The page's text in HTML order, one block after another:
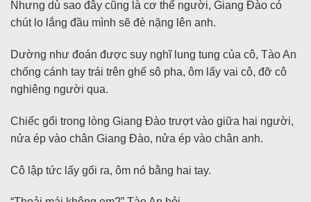
Nhưng dù sao đây cũng là cơ thể người, Giang Đào có
chút lo lắng đầu mình sẽ đè nặng lên anh.
Dường như đoán được suy nghĩ lung tung của cô, Tào An
chống cánh tay trái trên ghế sô pha, ôm lấy vai cô, đỡ cô
nghiêng người qua.
Chiếc gối trong lòng Giang Đào trượt vào giữa hai người,
nửa ép vào chân Giang Đào, nửa ép vào chân anh.
Cô lập tức lấy gối ra, ôm nó bằng hai tay.